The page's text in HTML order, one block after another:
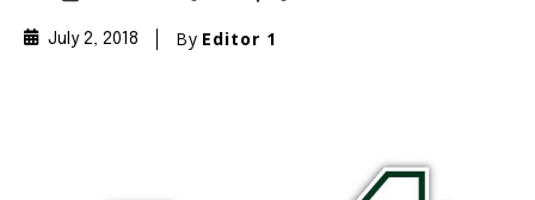
July 2, 2018 By Editor 1